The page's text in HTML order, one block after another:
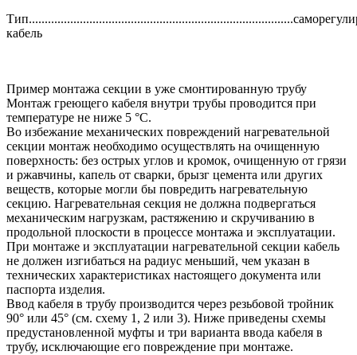
кабель
Пример монтажа секции в уже смонтированную трубу
Монтаж греющего кабеля внутри трубы проводится при
температуре не ниже 5 °С.
Во избежание механических повреждений нагревательной
секции монтаж необходимо осуществлять на очищенную
поверхность: без острых углов и кромок, очищенную от грязи
и ржавчины, капель от сварки, брызг цемента или других
веществ, которые могли бы повредить нагревательную
секцию. Нагревательная секция не должна подвергаться
механическим нагрузкам, растяжению и скручиванию в
продольной плоскости в процессе монтажа и эксплуатации.
При монтаже и эксплуатации нагревательной секции кабель
не должен изгибаться на радиус меньший, чем указан в
технических характеристиках настоящего документа или
паспорта изделия.
Ввод кабеля в трубу производится через резьбовой тройник
90° или 45° (см. схему 1, 2 или 3). Ниже приведены схемы
предустановленной муфты и три варианта ввода кабеля в
трубу, исключающие его повреждение при монтаже.